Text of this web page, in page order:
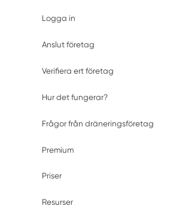
Logga in
Anslut företag
Verifiera ert företag
Hur det fungerar?
Frågor från dräneringsföretag
Premium
Priser
Resurser